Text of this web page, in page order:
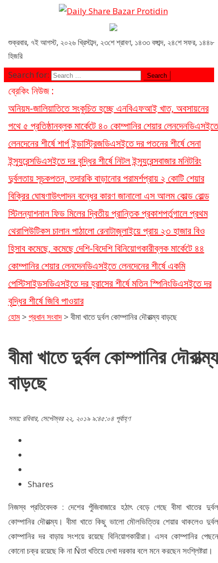
শুক্রবার, ৭ই আগস্ট, ২০২৬ খ্রিস্টাব্দ, ২৩শে শ্রাবণ, ১৪৩৩ বঙ্গাব্দ, ২৪শে সফর, ১৪৪৮
হিজরি
Search for:
ব্রেকিং নিউজ :
অনিয়ম-জালিয়াতিতে সংকুচিত হচ্ছে এনবিএফআই খাত, অবসায়নের
পথে ৫ প্রতিষ্ঠানব্লক মার্কেটে ৪০ কোম্পানির শেয়ার লেনদেনডিএসইতে
লেনদেনের শীর্ষে শার্প ইন্ডাস্ট্রিজডিএসইতে দর পতনের শীর্ষে সেনা
ইন্স্যুরেন্সডিএসইতে দর বৃদ্ধির শীর্ষে নিটল ইন্স্যুরেন্সবাজার মনিটরিং
দুর্বলতায় সূচকপতন, তদারকি বাড়ানোর পরামর্শপ্রায় ২ কোটি শেয়ার
বিক্রির ঘোষণাউৎপাদন বন্ধের কারণ জানালো এস আলম কোল্ড রোল্ড
স্টিলন্যাশনাল ফিড মিলের দ্বিতীয় প্রান্তিক প্রকাশপর্তুগালে প্রথম
থেরাপিউটিকস চালান পাঠালো রেনাটাজুলাইয়ে প্রায় ২৩ হাজার বিও
হিসাব কমেছে, কমেছে দেশি-বিদেশি বিনিয়োগকারীব্লক মার্কেটে ৪৪
কোম্পানির শেয়ার লেনদেনডিএসইতে লেনদেনের শীর্ষে একমি
পেস্টিসাইডসডিএসইতে দর হ্রাসের শীর্ষে মতিন স্পিনিংডিএসইতে দর
বৃদ্ধির শীর্ষে জিবি পাওয়ার
হোম > প্রধান সংবাদ > বীমা খাতে দুর্বল কোম্পানির দৌরাত্ম্য বাড়ছে
বীমা খাতে দুর্বল কোম্পানির দৌরাত্ম্য
বাড়ছে
সময়: রবিবার, সেপ্টেম্বর ২২, ২০১৯ ৯:৪৫:০৪ পূর্বাহ্ণ
Shares
নিজস্ব প্রতিবেদক : দেশের পুঁজিবাজারে হঠাৎ বেড়ে গেছে বীমা খাতের দুর্বল
কোম্পানির দৌরাত্ম্য। বীমা খাতে কিছু ভালো মৌলভিত্তির শেয়ার থাকলেও দুর্বল
কোম্পানির দর বাড়ায় সংশয়ে রয়েছে বিনিয়োগকারীরা। এসব কোম্পানির পেছনে
কোনো চক্র রয়েছে কি না Ñতা খতিয়ে দেখা দরকার বলে মনে করছেন সংশ্লিষ্টরা।